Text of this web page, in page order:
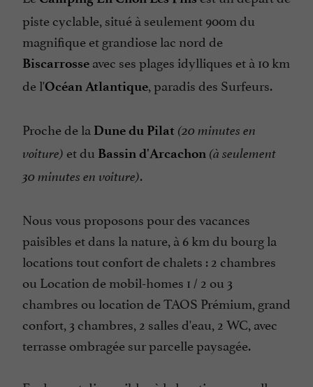
Piscine
Piscine chauffée
Plats cuisinés à emporter
Pêche
Snack
Sèche Linge
Terrasse
piste cyclable, situé à seulement 900m du
magnifique et grandiose lac nord de
Biscarrosse avec ses plages idylliques et à 10 km
de l'Océan Atlantique , paradis des Surfeurs.
Proche de la Dune du Pilat (20 minutes en
voiture) et du Bassin d'Arcachon (à seulement
30 minutes en voiture).
Nous vous proposons pour des vacances
paisibles et dans la nature, à 6 km du bourg la
locations tout confort de chalets : 2 chambres
ou Location de mobil-homes 1 / 2 ou 3
chambres ou location de TAOS Prémium, grand
confort, 3 chambres, 2 salles d'eau, 2 WC, avec
terrasse ombragée sur parcelle paysagée.